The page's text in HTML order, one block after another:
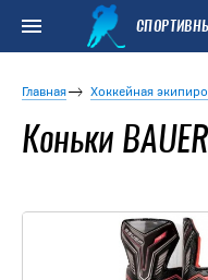
Главная Хоккейная
Коньки